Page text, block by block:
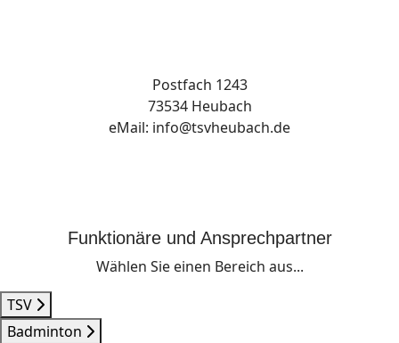
Postfach 1243
73534 Heubach
eMail: info@tsvheubach.de
Funktionäre und Ansprechpartner
Wählen Sie einen Bereich aus...
TSV
Badminton